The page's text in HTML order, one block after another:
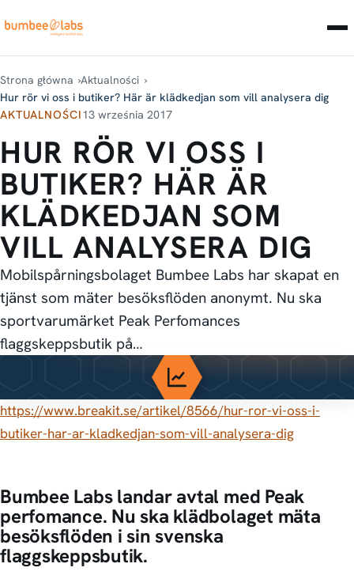
Strona główna Aktualności
Hur rör vi oss i butiker? Här är klädkedjan som vill analysera dig
AKTUALNOŚCI13 września 2017
HUR RÖR VI OSS I
BUTIKER? HÄR ÄR
KLÄDKEDJAN SOM
VILL ANALYSERA DIG
Mobilspårningsbolaget Bumbee Labs har skapat en
tjänst som mäter besöksflöden anonymt. Nu ska
sportvarumärket Peak Perfomances
flaggskeppsbutik på…
https://www.breakit.se/artikel/8566/hur-ror-vi-oss-i-
butiker-har-ar-kladkedjan-som-vill-analysera-dig
Bumbee Labs landar avtal med Peak
perfomance. Nu ska klädbolaget mäta
besöksflöden i sin svenska
flaggskeppsbutik.